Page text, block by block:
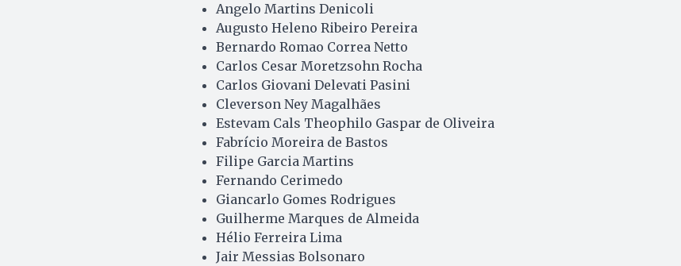
Angelo Martins Denicoli
Augusto Heleno Ribeiro Pereira
Bernardo Romao Correa Netto
Carlos Cesar Moretzsohn Rocha
Carlos Giovani Delevati Pasini
Cleverson Ney Magalhães
Estevam Cals Theophilo Gaspar de Oliveira
Fabrício Moreira de Bastos
Filipe Garcia Martins
Fernando Cerimedo
Giancarlo Gomes Rodrigues
Guilherme Marques de Almeida
Hélio Ferreira Lima
Jair Messias Bolsonaro